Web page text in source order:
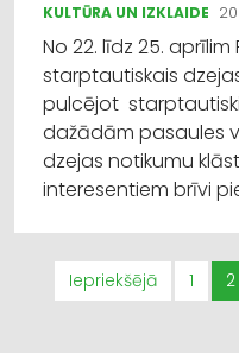
KULTŪRA UN IZKLAIDE
No 22. līdz 25.
starptautiskais dzejas
pulcējot
dažādām pasaules
dzejas notikumu
interesentiem brīvi
Iepriekšējā 1 2